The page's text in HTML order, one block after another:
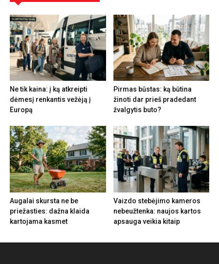
Ne tik kaina: į ką atkreipti
dėmesį renkantis vežėją į
Europą
Pirmas būstas: ką būtina
žinoti dar prieš pradedant
žvalgytis buto?
Augalai skursta ne be
priežasties: dažna klaida
kartojama kasmet
Vaizdo stebėjimo kameros
nebeužtenka: naujos kartos
apsauga veikia kitaip